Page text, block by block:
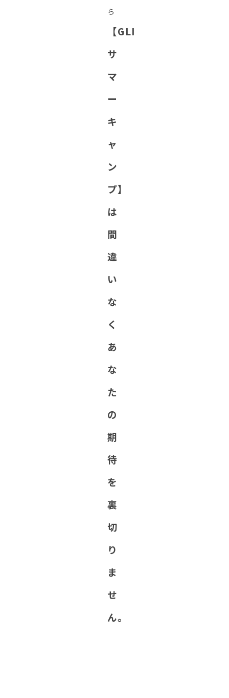
ら
【GLI
サ
マ
ー
キ
ャ
ン
プ】
は
間
違
い
な
く
あ
な
た
の
期
待
を
裏
切
り
ま
せ
ん。